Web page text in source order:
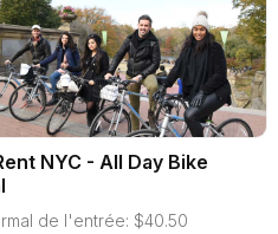
NYC - All Day Bike
de l'entrée: $40.50